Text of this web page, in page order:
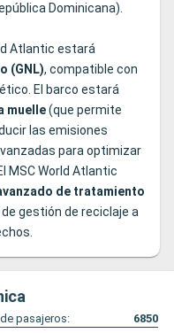
Dominicana).
Atlantic estará
(GNL), compatible con
El barco estará
muelle(que permite
las emisiones
para optimizar
MSC World Atlantic
de tratamiento
gestión de reciclaje a
de pasajeros:
6850